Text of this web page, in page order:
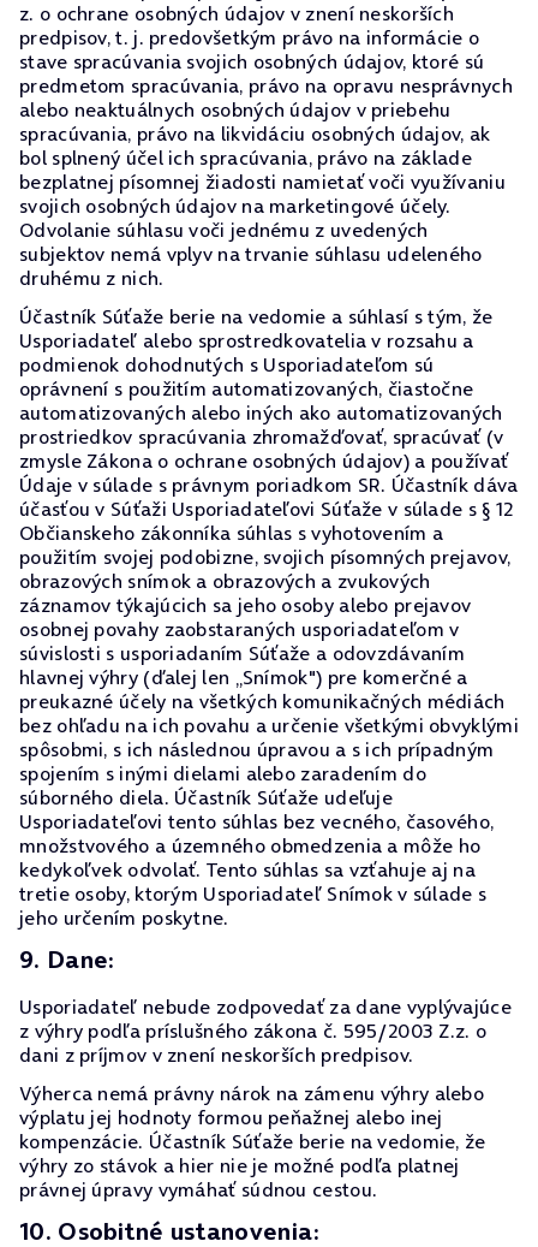
z. o ochrane osobných údajov v znení neskorších
predpisov, t. j. predovšetkým právo na informácie o
stave spracúvania svojich osobných údajov, ktoré sú
predmetom spracúvania, právo na opravu nesprávnych
alebo neaktuálnych osobných údajov v priebehu
spracúvania, právo na likvidáciu osobných údajov, ak
bol splnený účel ich spracúvania, právo na základe
bezplatnej písomnej žiadosti namietať voči využívaniu
svojich osobných údajov na marketingové účely.
Odvolanie súhlasu voči jednému z uvedených
subjektov nemá vplyv na trvanie súhlasu udeleného
druhému z nich.
Účastník Súťaže berie na vedomie a súhlasí s tým, že
Usporiadateľ alebo sprostredkovatelia v rozsahu a
podmienok dohodnutých s Usporiadateľom sú
oprávnení s použitím automatizovaných, čiastočne
automatizovaných alebo iných ako automatizovaných
prostriedkov spracúvania zhromažďovať, spracúvať (v
zmysle Zákona o ochrane osobných údajov) a používať
Údaje v súlade s právnym poriadkom SR. Účastník dáva
účasťou v Súťaži Usporiadateľovi Súťaže v súlade s § 12
Občianskeho zákonníka súhlas s vyhotovením a
použitím svojej podobizne, svojich písomných prejavov,
obrazových snímok a obrazových a zvukových
záznamov týkajúcich sa jeho osoby alebo prejavov
osobnej povahy zaobstaraných usporiadateľom v
súvislosti s usporiadaním Súťaže a odovzdávaním
hlavnej výhry (ďalej len „Snímok") pre komerčné a
preukazné účely na všetkých komunikačných médiách
bez ohľadu na ich povahu a určenie všetkými obvyklými
spôsobmi, s ich následnou úpravou a s ich prípadným
spojením s inými dielami alebo zaradením do
súborného diela. Účastník Súťaže udeľuje
Usporiadateľovi tento súhlas bez vecného, časového,
množstvového a územného obmedzenia a môže ho
kedykoľvek odvolať. Tento súhlas sa vzťahuje aj na
tretie osoby, ktorým Usporiadateľ Snímok v súlade s
jeho určením poskytne.
9. Dane:
Usporiadateľ nebude zodpovedať za dane vyplývajúce
z výhry podľa príslušného zákona č. 595/2003 Z.z. o
dani z príjmov v znení neskorších predpisov.
Výherca nemá právny nárok na zámenu výhry alebo
výplatu jej hodnoty formou peňažnej alebo inej
kompenzácie. Účastník Súťaže berie na vedomie, že
výhry zo stávok a hier nie je možné podľa platnej
právnej úpravy vymáhať súdnou cestou.
10. Osobitné ustanovenia: